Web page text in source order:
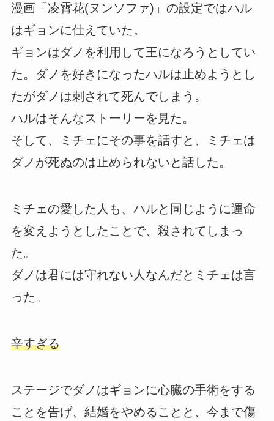
漫画「凌霄花(ヌンソファ)」の設定ではハル
はギョンに仕えていた。
ギョンはダノを利用して王になろうとしてい
た。ダノを好きになったハルは止めようとし
たがダノは刺されて死んでしまう。
ハルはそんなストーリーを見た。
そして、ミチェにその事を話すと、ミチェは
ダノが死ぬのは止められないと話した。
ミチェの愛した人も、ハルと同じように運命
を変えようとしたことで、殺されてしまっ
た。
ダノは君には守れない人なんだとミチェは言
った。
辛すぎる
ステージでダノはギョンに心臓の手術をする
ことを告げ、結婚をやめることと、今まで傷